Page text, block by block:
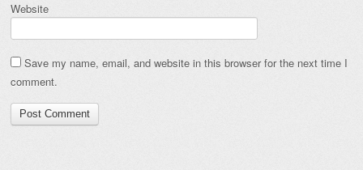
Website
Save my name, email, and website in this browser for the next time I
comment.